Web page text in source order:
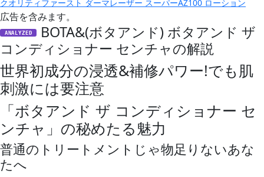
クオリティファースト ダーマレーザー スーパーAZ100 ローション
広告を含みます。
ANALYZED
BOTA&(ボタアンド) ボタアンド ザ
コンディショナー センチャの解説
世界初成分の浸透&補修パワー!でも肌
刺激には要注意
「ボタアンド ザ コンディショナー セ
ンチャ」の秘めたる魅力
普通のトリートメントじゃ物足りないあな
たへ